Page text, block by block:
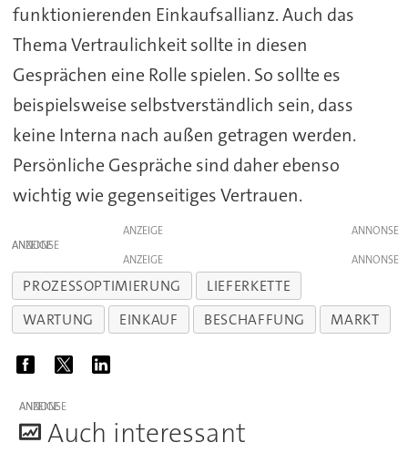
funktionierenden Einkaufsallianz. Auch das
Thema Vertraulichkeit sollte in diesen
Gesprächen eine Rolle spielen. So sollte es
beispielsweise selbstverständlich sein, dass
keine Interna nach außen getragen werden.
Persönliche Gespräche sind daher ebenso
wichtig wie gegenseitiges Vertrauen.
ANZEIGE
ANZEIGE
ANZEIGE
PROZESSOPTIMIERUNG
LIEFERKETTE
WARTUNG
EINKAUF BESCHAFFUNG MARKT
ANZEIGE
Auch interessant